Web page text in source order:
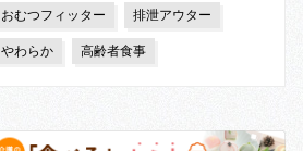
おむつフィッター 排泄アウター
やわらか 高齢者食事